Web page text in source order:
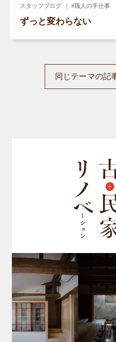
スタッフブログ ｜ #職人の手仕事
ずっと変わらない
同じテーマの記